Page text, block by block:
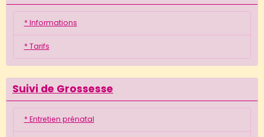
* Informations
* Tarifs
Suivi de Grossesse
* Entretien prénatal